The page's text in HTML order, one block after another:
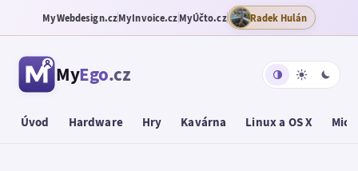
MyWebdesign.czMyInvoice.czMyÚčto.cz Radek Hulán
MyEgo.cz
Úvod Hardware Hry Kavárna Linux a OS X